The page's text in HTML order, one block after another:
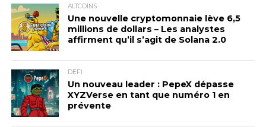
ALTCOINS
Une nouvelle cryptomonnaie lève 6,5
millions de dollars – Les analystes
affirment qu’il s’agit de Solana 2.0
DEFI
Un nouveau leader : PepeX dépasse
XYZVerse en tant que numéro 1 en
prévente